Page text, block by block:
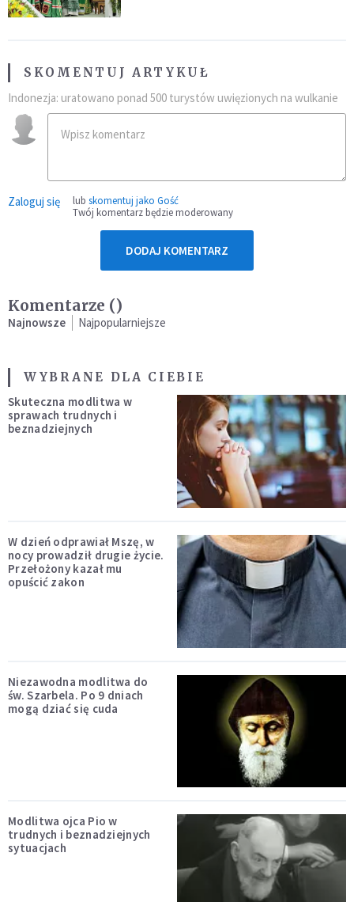
SKOMENTUJ ARTYKUŁ
Indonezja: uratowano ponad 500 turystów uwięzionych na wulkanie
Zaloguj się lub skomentuj jako Gość
Twój komentarz będzie moderowany
DODAJ KOMENTARZ
Komentarze ()
Najnowsze Najpopularniejsze
WYBRANE DLA CIEBIE
Skuteczna modlitwa w
sprawach trudnych i
beznadziejnych
W dzień odprawiał Mszę, w
nocy prowadził drugie życie.
Przełożony kazał mu
opuścić zakon
Niezawodna modlitwa do
św. Szarbela. Po 9 dniach
mogą dziać się cuda
Modlitwa ojca Pio w
trudnych i beznadziejnych
sytuacjach